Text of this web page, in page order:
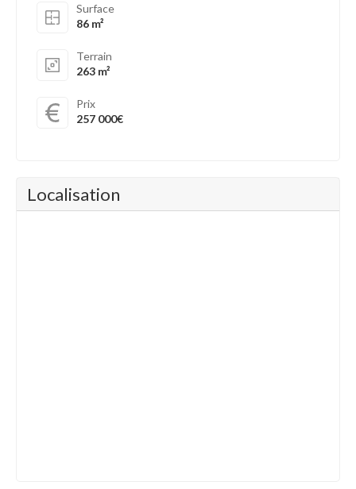
Surface
86 m²
Terrain
263 m²
Prix
257 000€
Localisation